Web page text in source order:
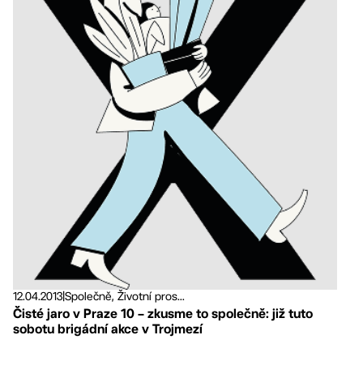
12.04.2013Společně, Životní pros...
Čisté jaro v Praze 10 – zkusme to společně: již tuto
sobotu brigádní akce v Trojmezí